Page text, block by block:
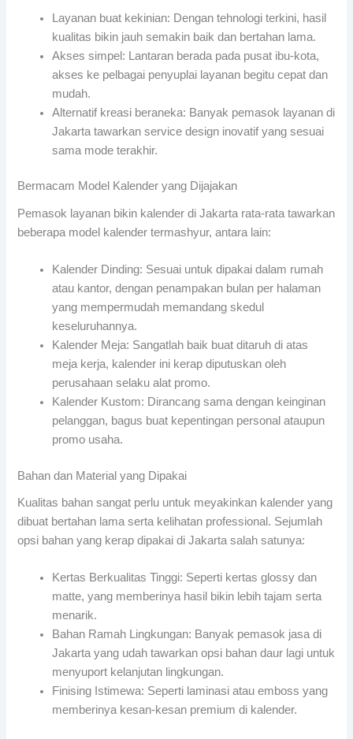
Layanan buat kekinian: Dengan tehnologi terkini, hasil
kualitas bikin jauh semakin baik dan bertahan lama.
Akses simpel: Lantaran berada pada pusat ibu-kota,
akses ke pelbagai penyuplai layanan begitu cepat dan
mudah.
Alternatif kreasi beraneka: Banyak pemasok layanan di
Jakarta tawarkan service design inovatif yang sesuai
sama mode terakhir.
Bermacam Model Kalender yang Dijajakan
Pemasok layanan bikin kalender di Jakarta rata-rata tawarkan
beberapa model kalender termashyur, antara lain:
Kalender Dinding: Sesuai untuk dipakai dalam rumah
atau kantor, dengan penampakan bulan per halaman
yang mempermudah memandang skedul
keseluruhannya.
Kalender Meja: Sangatlah baik buat ditaruh di atas
meja kerja, kalender ini kerap diputuskan oleh
perusahaan selaku alat promo.
Kalender Kustom: Dirancang sama dengan keinginan
pelanggan, bagus buat kepentingan personal ataupun
promo usaha.
Bahan dan Material yang Dipakai
Kualitas bahan sangat perlu untuk meyakinkan kalender yang
dibuat bertahan lama serta kelihatan professional. Sejumlah
opsi bahan yang kerap dipakai di Jakarta salah satunya:
Kertas Berkualitas Tinggi: Seperti kertas glossy dan
matte, yang memberinya hasil bikin lebih tajam serta
menarik.
Bahan Ramah Lingkungan: Banyak pemasok jasa di
Jakarta yang udah tawarkan opsi bahan daur lagi untuk
menyuport kelanjutan lingkungan.
Finising Istimewa: Seperti laminasi atau emboss yang
memberinya kesan-kesan premium di kalender.